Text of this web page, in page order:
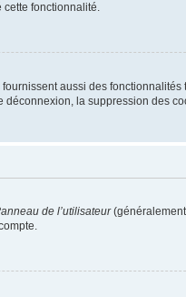
cette fonctionnalité.
aussi des
la suppression des
de l’utilisateur